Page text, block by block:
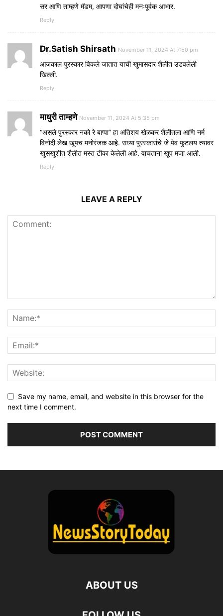
सर आणि ताम्हणे मॅडम, आपणा दोघांचेही मनःपूर्वक आभार.
Reply
Dr.Satish Shirsath November 11, 2024 At 7:50 pm
आजकाल पुरस्कार विकले जातात याची खुमासदार शैलीत उडवलेली
खिल्ली.
Reply
माधुरी ताम्हणे November 11, 2024 At 5:35 pm
“असले पुरस्कार नको रे बाप्पा” हा अतिशय खेळकर शैलीतला आणि नर्म
विनोदी लेख खूपच मनोरंजक आहे. सध्या पुरस्कारांचे जे पेव फुटलय त्यावर
खुसखुशीत शैलीत मस्त टीका केलेली आहे. वाचताना खूप मजा आली.
Reply
LEAVE A REPLY
Save my name, email, and website in this browser for the
next time I comment.
ABOUT US